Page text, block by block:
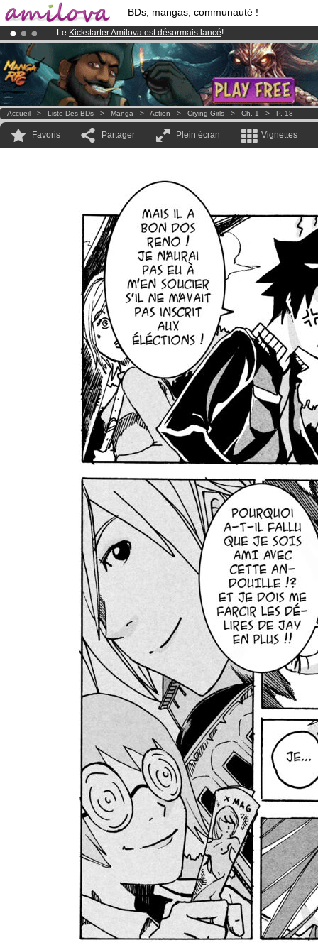
BDs, mangas, communauté !
Le Kickstarter Amilova est désormais lancé!.
Abonnement premium: à partir de3.95 eurospar mois !Clique ici
Déjà 134393membreset 1208BDs & Mangas!
Accueil > Liste Des BDs > Manga > Action > Crying Girls > Ch. 1 > P. 18
Favoris Partager Plein écran Vignettes